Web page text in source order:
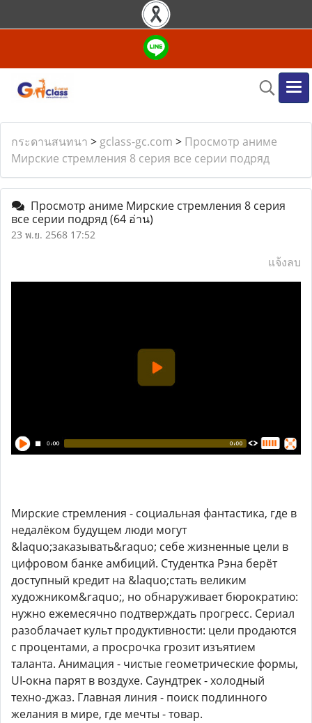
กระดานสนทนา > gclass-gc.com > Просмотр аниме
Мирские стремления 8 серия все серии подряд
Просмотр аниме Мирские стремления 8 серия
все серии подряд(64 อ่าน)
23 พ.ย. 2568 17:52
แจ้งลบ
Мирские стремления - социальная фантастика, где в
недалёком будущем люди могут
&laquo;заказывать&raquo; себе жизненные цели в
цифровом банке амбиций. Студентка Рэна берёт
доступный кредит на &laquo;стать великим
художником&raquo;, но обнаруживает бюрократию:
нужно ежемесячно подтверждать прогресс. Сериал
разоблачает культ продуктивности: цели продаются
с процентами, а просрочка грозит изъятием
таланта. Анимация - чистые геометрические формы,
UI-окна парят в воздухе. Саундтрек - холодный
техно-джаз. Главная линия - поиск подлинного
желания в мире, где мечты - товар.